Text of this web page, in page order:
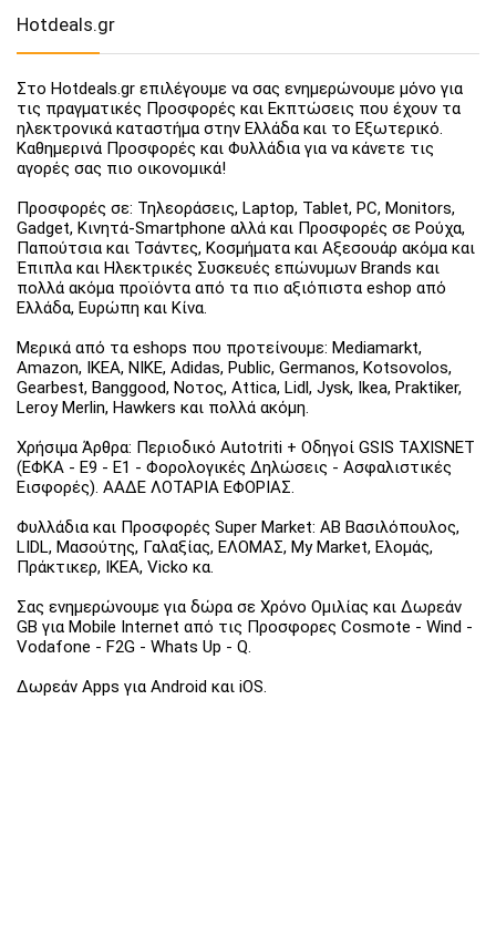
Hotdeals.gr
Στο Hotdeals.gr επιλέγουμε να σας ενημερώνουμε μόνο για
τις πραγματικές Προσφορές και Εκπτώσεις που έχουν τα
ηλεκτρονικά καταστήμα στην Ελλάδα και το Εξωτερικό.
Καθημερινά Προσφορές και Φυλλάδια για να κάνετε τις
αγορές σας πιο οικονομικά!
Προσφορές σε: Τηλεοράσεις, Laptop, Tablet, PC, Monitors,
Gadget, Κινητά-Smartphone αλλά και Προσφορές σε Ρούχα,
Παπούτσια και Τσάντες, Κοσμήματα και Αξεσουάρ ακόμα και
Έπιπλα και Ηλεκτρικές Συσκευές επώνυμων Brands και
πολλά ακόμα προϊόντα από τα πιο αξιόπιστα eshop από
Ελλάδα, Ευρώπη και Κίνα.
Μερικά από τα eshops που προτείνουμε: Mediamarkt,
Amazon, IKEA, NIKE, Adidas, Public, Germanos, Kotsovolos,
Gearbest, Banggood, Νοτος, Attica, Lidl, Jysk, Ikea, Praktiker,
Leroy Merlin, Hawkers και πολλά ακόμη.
Χρήσιμα Άρθρα: Περιοδικό Autotriti + Οδηγοί GSIS TAXISNET
(ΕΦΚΑ - Ε9 - Ε1 - Φορολογικές Δηλώσεις - Ασφαλιστικές
Εισφορές). ΑΑΔΕ ΛΟΤΑΡΙΑ ΕΦΟΡΙΑΣ.
Φυλλάδια και Προσφορές Super Market: ΑΒ Βασιλόπουλος,
LIDL, Μασούτης, Γαλαξίας, ΕΛΟΜΑΣ, My Market, Ελομάς,
Πράκτικερ, ΙΚΕΑ, Vicko κα.
Σας ενημερώνουμε για δώρα σε Χρόνο Ομιλίας και Δωρεάν
GB για Mobile Internet από τις Προσφορες Cosmote - Wind -
Vodafone - F2G - Whats Up - Q.
Δωρεάν Apps για Android και iOS.